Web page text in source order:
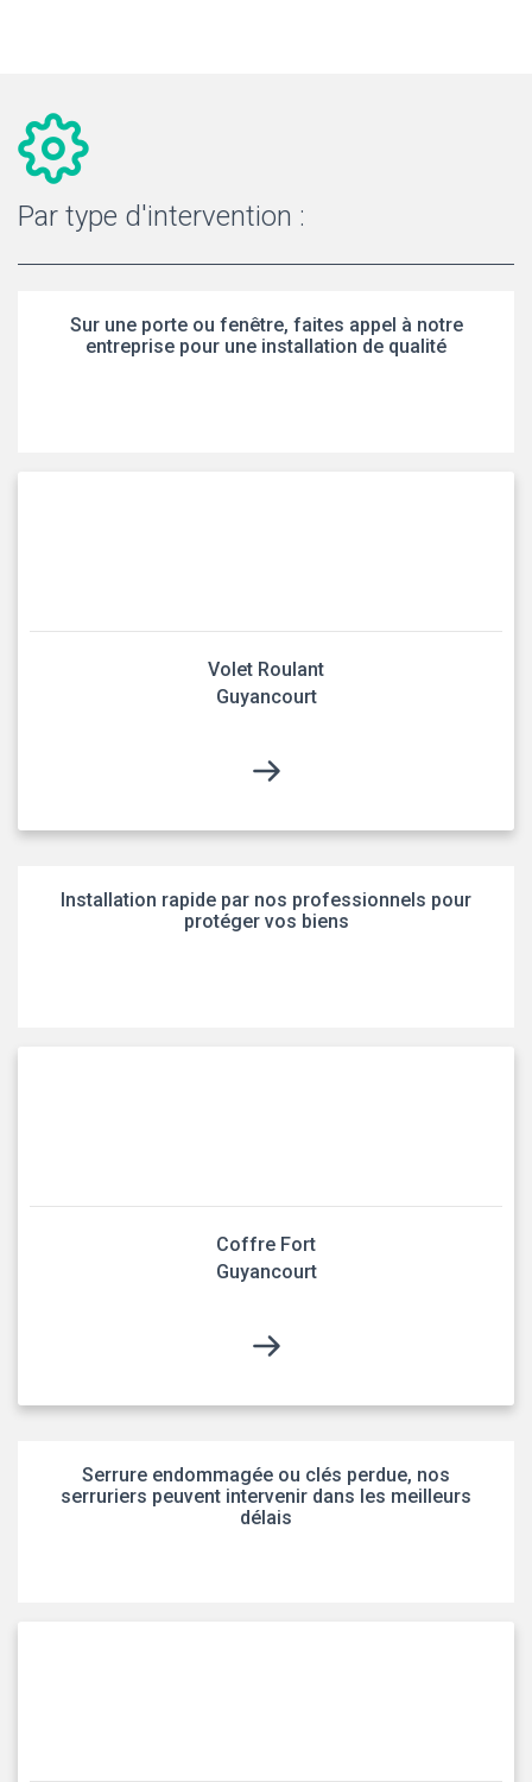
Par type d'intervention :
Sur une porte ou fenêtre, faites appel à notre
entreprise pour une installation de qualité
Volet Roulant
Guyancourt
Installation rapide par nos professionnels pour
protéger vos biens
Coffre Fort
Guyancourt
Serrure endommagée ou clés perdue, nos
serruriers peuvent intervenir dans les meilleurs
délais